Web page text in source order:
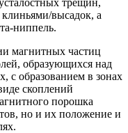
высадок, а
ниппель.
магнитных частиц
образующихся над
с образованием в зонах
скоплений
порошка
но и их положение и